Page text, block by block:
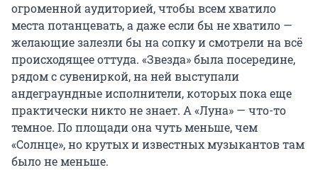
огроменной аудиторией, чтобы всем хватило
места потанцевать, а даже если бы не хватило —
желающие залезли бы на сопку и смотрели на всё
происходящее оттуда. «Звезда» была посередине,
рядом с сувениркой, на ней выступали
андеграундные исполнители, которых пока еще
практически никто не знает. А «Луна» — что-то
темное. По площади она чуть меньше, чем
«Солнце», но крутых и известных музыкантов там
было не меньше.